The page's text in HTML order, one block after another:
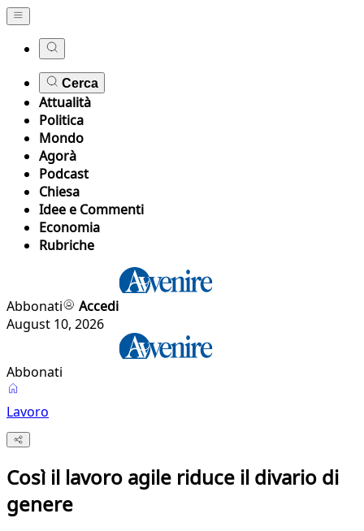
Cerca
Attualità
Politica
Mondo
Agorà
Podcast
Chiesa
Idee e Commenti
Economia
Rubriche
Abbonati
Accedi
August 10, 2026
Abbonati
Lavoro
Così il lavoro agile riduce il divario di
genere